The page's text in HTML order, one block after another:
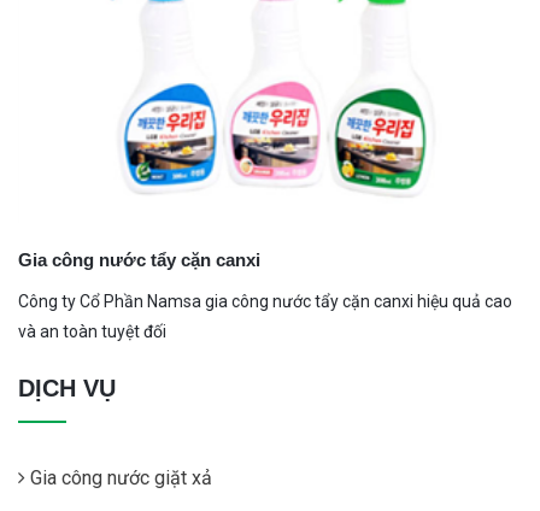
Gia công nước tẩy cặn canxi
Công ty Cổ Phần Namsa gia công nước tẩy cặn canxi hiệu quả cao
và an toàn tuyệt đối
DỊCH VỤ
Gia công nước giặt xả